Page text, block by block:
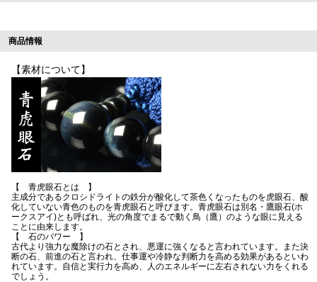
商品情報
【素材について】
【 青虎眼石とは 】
主成分であるクロシドライトの鉄分が酸化して茶色くなったものを虎眼石、酸
化していない青色のものを青虎眼石と呼びます。青虎眼石は別名・鷹眼石(ホ
ークスアイ)とも呼ばれ、光の角度でまるで動く鳥（鷹）のような眼に見える
ことに由来します。
【 石のパワー 】
古代より強力な魔除けの石とされ、悪運に強くなると言われています。また決
断の石、前進の石と言われ、仕事運や冷静な判断力を高める効果があるといわ
れています。自信と実行力を高め、人のエネルギーに左右されない力をくれる
でしょう。